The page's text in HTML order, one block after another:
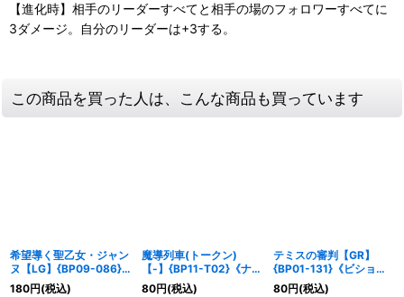
【進化時】相手のリーダーすべてと相手の場のフォロワーすべてに
3ダメージ。自分のリーダーは+3する。
この商品を買った人は、こんな商品も買っています
希望導く聖乙女・ジャン
ヌ【LG】{BP09-086}
《ビショップ》
180円(税込)
魔導列車(トークン)
【-】{BP11-T02}《ナイ
トメア》
80円(税込)
テミスの審判【GR】
{BP01-131}《ビショッ
プ》
80円(税込)